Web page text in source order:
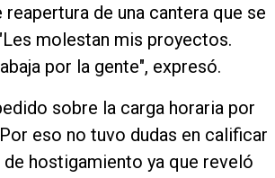
de una cantera que se
molestan mis proyectos.
por la gente", expresó.
sobre la carga horaria por
eso no tuvo dudas en calificar
hostigamiento ya que reveló